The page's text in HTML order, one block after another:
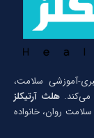
خبری-آموزشی سلامت،
می‌کند.هلث آرتیکلز
روان، خانواده